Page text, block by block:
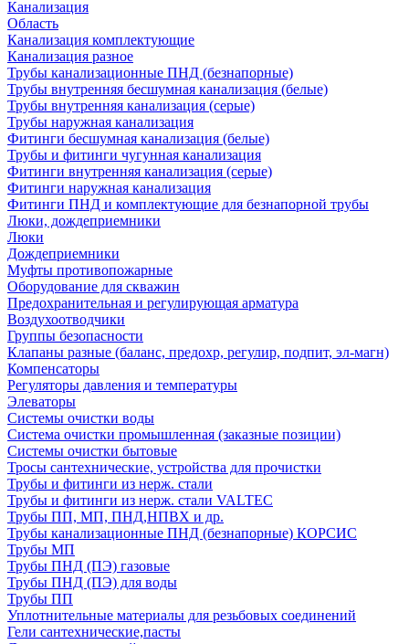
Канализация
Область
Канализация комплектующие
Канализация разное
Трубы канализационные ПНД (безнапорные)
Трубы внутренняя бесшумная канализация (белые)
Трубы внутренняя канализация (серые)
Трубы наружная канализация
Фитинги бесшумная канализация (белые)
Трубы и фитинги чугунная канализация
Фитинги внутренняя канализация (серые)
Фитинги наружная канализация
Фитинги ПНД и комплектующие для безнапорной трубы
Люки, дождеприемники
Люки
Дождеприемники
Муфты противопожарные
Оборудование для скважин
Предохранительная и регулирующая арматура
Воздухоотводчики
Группы безопасности
Клапаны разные (баланс, предохр, регулир, подпит, эл-магн)
Компенсаторы
Регуляторы давления и температуры
Элеваторы
Системы очистки воды
Система очистки промышленная (заказные позиции)
Системы очистки бытовые
Тросы сантехнические, устройства для прочистки
Трубы и фитинги из нерж. стали
Трубы и фитинги из нерж. стали VALTEC
Трубы ПП, МП, ПНД,НПВХ и др.
Трубы канализационные ПНД (безнапорные) КОРСИС
Трубы МП
Трубы ПНД (ПЭ) газовые
Трубы ПНД (ПЭ) для воды
Трубы ПП
Уплотнительные материалы для резьбовых соединений
Гели сантехнические,пасты